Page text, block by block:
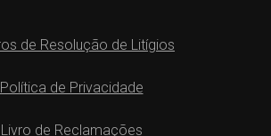
de Resolução de Litígios
Política de Privacidade
Livro de Reclamações